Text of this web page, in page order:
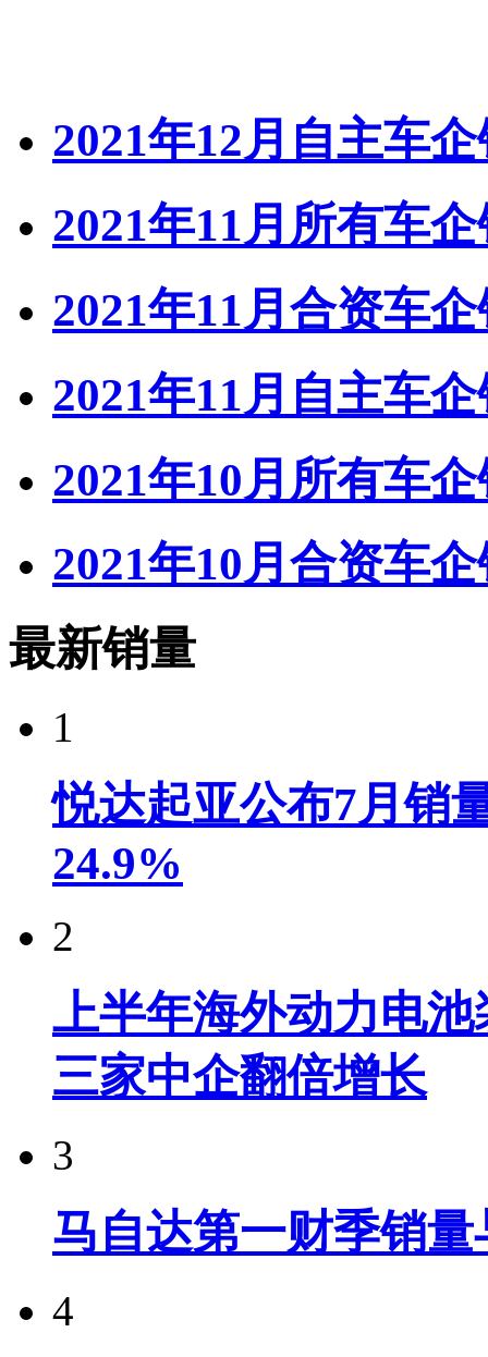
2021年12月自主车
2021年11月所有车
2021年11月合资车
2021年11月自主车
2021年10月所有车
2021年10月合资车
最新销量
1
悦达起亚公布7月销
24.9%
2
上半年海外动力电
三家中企翻倍增长
3
马自达第一财季销
4